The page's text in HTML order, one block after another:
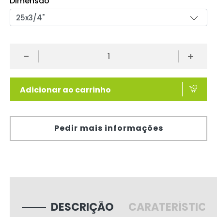
- +
Adicionar ao carrinho
Pedir mais informações
DESCRIÇÃO